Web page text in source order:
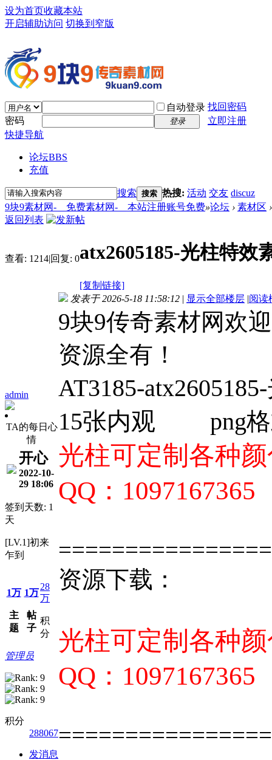
设为首页收藏本站
开启辅助访问 切换到窄版
自动登录 找回密码
密码
登录
立即注册
快捷导航
论坛BBS
充值
搜索 搜索 热搜: 活动 交友 discuz
9块9素材网-＿免费素材网-＿本站注册账号免费»论坛 › 素材区 ›
返回列表
查看: 1214|回复: 0atx2605185-光柱特效
[复制链接]
admin
TA的每日心
情
开心
2022-10-
29 18:06
签到天数: 1
天
[LV.1]初来
乍到
1万
主
题
1万
帖
子
28
万
积
分
管理员
积分
288067
发消息
发表于 2026-5-18 11:58:12 | 显示全部楼层 |阅读
9块9传奇素材网欢
资源全有！
AT3185-
15张内观 png
光柱可定制各种
QQ：1097167365
资源下载：
光柱可定制各种
QQ：1097167365